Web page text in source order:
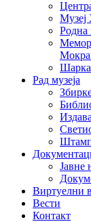
Музеј
Родна
Рад музеја
Јавне
Виртуелни
Вести
Контакт